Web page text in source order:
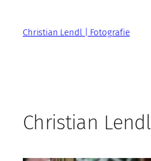
springenChristian Lendl | Fotografie
Christian Lendl